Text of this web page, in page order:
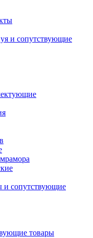
и сопутствующие
и сопутствующие
товары